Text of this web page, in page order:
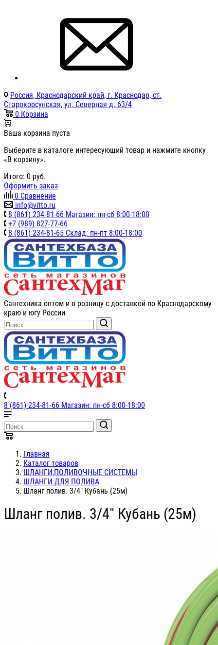
Россия, Краснодарский край, г. Краснодар, ст.
Старокорсунская, ул. Северная д. 63/4
0 Корзина
Ваша корзина пуста
Выберите в каталоге интересующий товар и нажмите кнопку
«В корзину».
Итого: 0 руб.
Оформить заказ
0 Сравнение
info@vitto.ru
8 (861) 234-81-66 Магазин: пн-сб 8:00-18:00
+7 (989) 827-77-66
8 (861) 234-81-65 Склад: пн-пт 8:00-18:00
Сантехника оптом и в розницу с доставкой по Краснодарскому
краю и югу России
8 (861) 234-81-66 Магазин: пн-сб 8:00-18:00
Главная
Каталог товаров
ШЛАНГИ,ПОЛИВОЧНЫЕ СИСТЕМЫ
ШЛАНГИ ДЛЯ ПОЛИВА
Шланг полив. 3/4" Кубань (25м)
Шланг полив. 3/4" Кубань (25м)